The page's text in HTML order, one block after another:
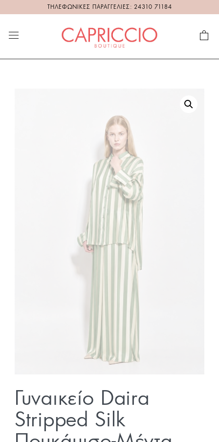
ΤΗΛΕΦΩΝΙΚΕΣ ΠΑΡΑΓΓΕΛΙΕΣ: 24310 71184
Γυναικείο Daira
Stripped Silk